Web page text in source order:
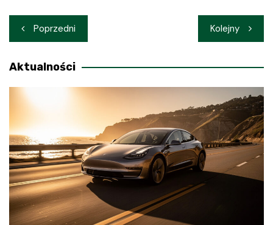
Nawigacja
wpisu
Poprzedni Kolejny
Aktualności